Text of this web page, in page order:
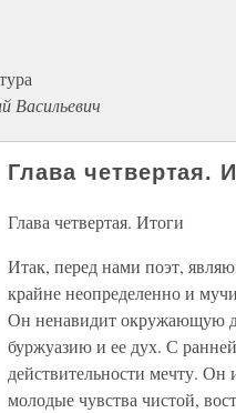
Васильевич
Глава четвертая.
Глава четвертая. Итоги
Итак, перед нами поэт,
крайне неопределенно и
Он ненавидит окружающую
буржуазию и ее дух. С
действительности мечту.
молодые чувства чистой,